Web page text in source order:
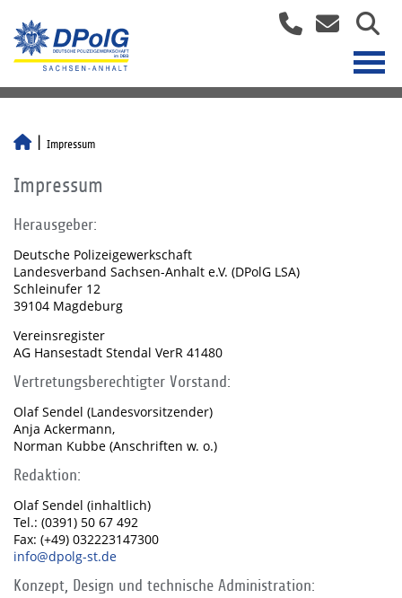
Impressum
Impressum
Herausgeber:
Deutsche Polizeigewerkschaft
Landesverband Sachsen-Anhalt e.V. (DPolG LSA)
Schleinufer 12
39104 Magdeburg
Vereinsregister
AG Hansestadt Stendal VerR 41480
Vertretungsberechtigter Vorstand:
Olaf Sendel (Landesvorsitzender)
Anja Ackermann,
Norman Kubbe (Anschriften w. o.)
Redaktion:
Olaf Sendel (inhaltlich)
Tel.: (0391) 50 67 492
Fax: (+49) 032223147300
info@dpolg-st.de
Konzept, Design und technische Administration: